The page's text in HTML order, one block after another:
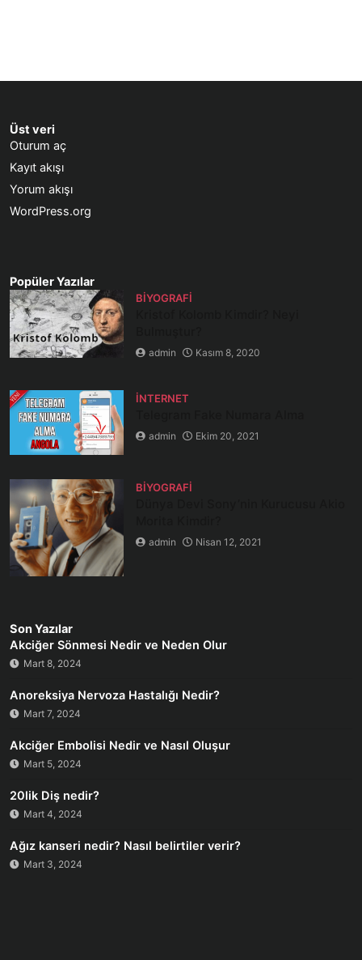
Üst veri
Oturum aç
Kayıt akışı
Yorum akışı
WordPress.org
Popüler Yazılar
BIYOGRAFI
admin Kasım 8, 2020
İNTERNET
admin Ekim 20, 2021
BIYOGRAFI
admin Nisan 12, 2021
Son Yazılar
Akciğer Sönmesi Nedir ve Neden Olur
Mart 8, 2024
Anoreksiya Nervoza Hastalığı Nedir?
Mart 7, 2024
Akciğer Embolisi Nedir ve Nasıl Oluşur
Mart 5, 2024
20lik Diş nedir?
Mart 4, 2024
Ağız kanseri nedir? Nasıl belirtiler verir?
Mart 3, 2024